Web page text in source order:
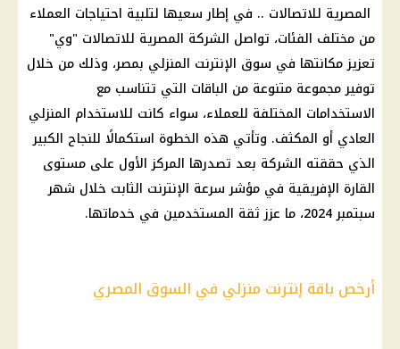
المصرية للاتصالات .. في إطار سعيها لتلبية احتياجات العملاء
من مختلف الفئات، تواصل الشركة المصرية للاتصالات "وي"
تعزيز مكانتها في سوق الإنترنت المنزلي بمصر، وذلك من خلال
توفير مجموعة متنوعة من الباقات التي تتناسب مع
الاستخدامات المختلفة للعملاء، سواء كانت للاستخدام المنزلي
العادي أو المكثف. وتأتي هذه الخطوة استكمالًا للنجاح الكبير
الذي حققته الشركة بعد تصدرها المركز الأول على مستوى
القارة الإفريقية في مؤشر سرعة الإنترنت الثابت خلال شهر
سبتمبر 2024، ما عزز ثقة المستخدمين في خدماتها.
أرخص باقة إنترنت منزلي في السوق المصري